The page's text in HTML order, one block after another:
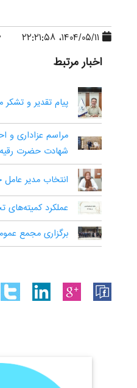
اخبار مرتبط
پیام تقدیر و تشکر
مراسم عزاداری و
شهادت حضرت
انتخاب مدیر
عملکرد کمیته‌های
برگزاری مجمع